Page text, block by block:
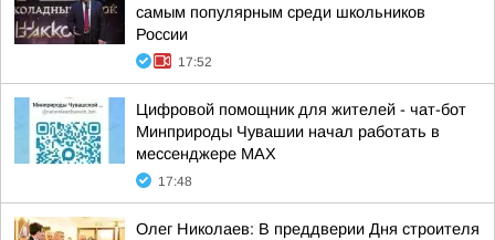
самым популярным среди школьников
России
17:52
Цифровой помощник для жителей - чат-бот
Минприроды Чувашии начал работать в
мессенджере МАХ
17:48
Олег Николаев: В преддверии Дня строителя